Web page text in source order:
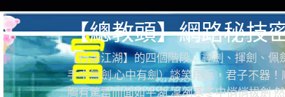
【總教頭】網路秘技
【行走江湖】的四個階段：尋劍、揮劍、佩
手中無劍.心中有劍）談笑用兵，君子不器！
胸有驚雷而面如平湖 凜冽寒冬中悄悄拔劍